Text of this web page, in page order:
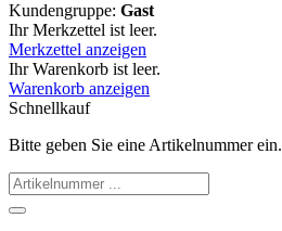
Kundengruppe: Gast
Ihr Merkzettel ist leer.
Merkzettel anzeigen
Ihr Warenkorb ist leer.
Warenkorb anzeigen
Schnellkauf
Bitte geben Sie eine Artikelnummer ein.